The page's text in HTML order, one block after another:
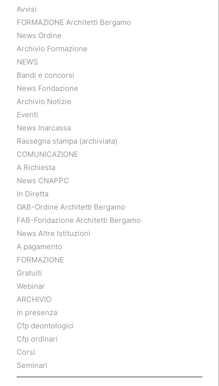
Avvisi
FORMAZIONE Architetti Bergamo
News Ordine
Archivio Formazione
NEWS
Bandi e concorsi
News Fondazione
Archivio Notizie
Eventi
News Inarcassa
Rassegna stampa (archiviata)
COMUNICAZIONE
A Richiesta
News CNAPPC
In Diretta
OAB-Ordine Architetti Bergamo
FAB-Fondazione Architetti Bergamo
News Altre Istituzioni
A pagamento
FORMAZIONE
Gratuiti
Webinar
ARCHIVIO
In presenza
Cfp deontologici
Cfp ordinari
Corsi
Seminari